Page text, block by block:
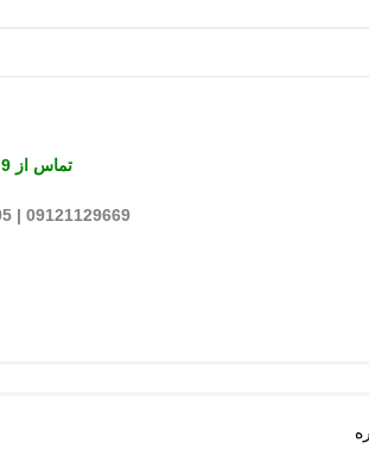
تماس از 9 الی 18
09121129669 | 55402395 - 021